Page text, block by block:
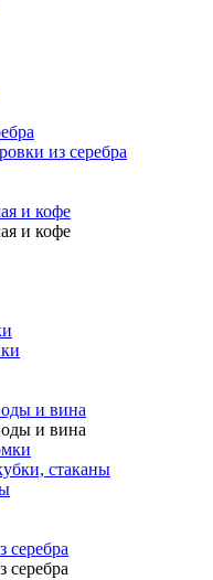
из серебра
и кофе
и кофе
и вина
и вина
стаканы
серебра
серебра